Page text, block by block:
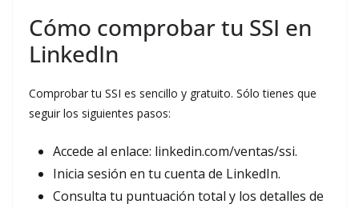
Cómo comprobar tu SSI en
LinkedIn
Comprobar tu SSI es sencillo y gratuito. Sólo tienes que
seguir los siguientes pasos:
Accede al enlace: linkedin.com/ventas/ssi.
Inicia sesión en tu cuenta de LinkedIn.
Consulta tu puntuación total y los detalles de